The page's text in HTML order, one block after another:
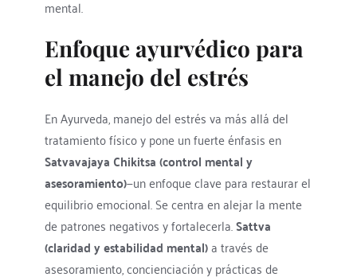
mental.
Enfoque ayurvédico para
el manejo del estrés
En Ayurveda, manejo del estrés va más allá del
tratamiento físico y pone un fuerte énfasis en
Satvavajaya Chikitsa (control mental y
asesoramiento)—un enfoque clave para restaurar el
equilibrio emocional. Se centra en alejar la mente
de patrones negativos y fortalecerla. Sattva
(claridad y estabilidad mental) a través de
asesoramiento, concienciación y prácticas de